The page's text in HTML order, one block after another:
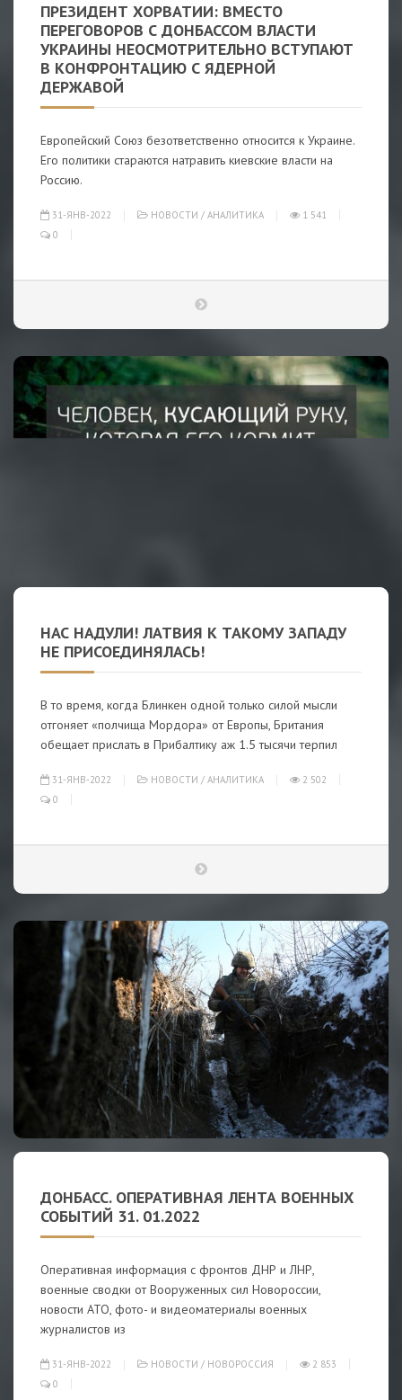
ПРЕЗИДЕНТ ХОРВАТИИ: ВМЕСТО
ПЕРЕГОВОРОВ С ДОНБАССОМ ВЛАСТИ
УКРАИНЫ НЕОСМОТРИТЕЛЬНО ВСТУПАЮТ
В КОНФРОНТАЦИЮ С ЯДЕРНОЙ
ДЕРЖАВОЙ
Европейский Союз безответственно относится к Украине.
Его политики стараются натравить киевские власти на
Россию.
31-ЯНВ-2022 НОВОСТИ / АНАЛИТИКА
1 541
0
НАС НАДУЛИ! ЛАТВИЯ К ТАКОМУ ЗАПАДУ
НЕ ПРИСОЕДИНЯЛАСЬ!
В то время, когда Блинкен одной только силой мысли
отгоняет «полчища Мордора» от Европы, Британия
обещает прислать в Прибалтику аж 1.5 тысячи терпил
31-ЯНВ-2022 НОВОСТИ / АНАЛИТИКА
2 502
0
ДОНБАСС. ОПЕРАТИВНАЯ ЛЕНТА ВОЕННЫХ
СОБЫТИЙ 31. 01.2022
Оперативная информация с фронтов ДНР и ЛНР,
военные сводки от Вооруженных сил Новороссии,
новости АТО, фото- и видеоматериалы военных
журналистов из
31-ЯНВ-2022 НОВОСТИ / НОВОРОССИЯ
2 853
0